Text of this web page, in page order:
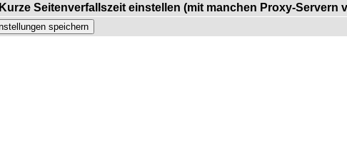
Kurze Seitenverfallszeit einstellen (mit manchen Proxy-Servern